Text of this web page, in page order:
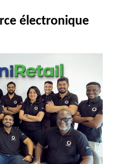
électronique